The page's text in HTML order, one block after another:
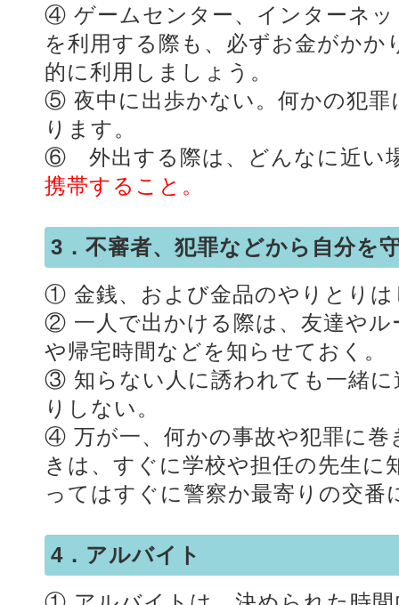
④ ゲームセンター、インターネ
を利用する際も、必ずお金がかか
的に利用しましょう。
⑤ 夜中に出歩かない。何かの犯
ります。
⑥ 外出する際は、どんなに近い
携帯すること。
3．不審者、犯罪などから自分を
① 金銭、および金品のやりとりは
② 一人で出かける際は、友達や
や帰宅時間などを知らせておく。
③ 知らない人に誘われても一緒
りしない。
④ 万が一、何かの事故や犯罪に
きは、すぐに学校や担任の先生に
ってはすぐに警察か最寄りの交番
4．アルバイト